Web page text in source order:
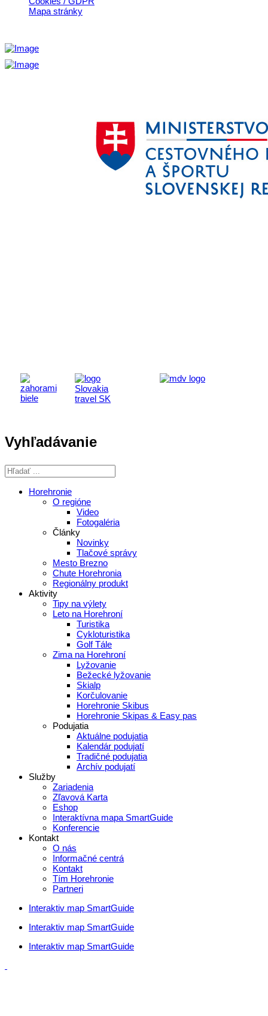
Mapa stránky
Vyhľadávanie
Horehronie
O regióne
Video
Fotogaléria
Články
Novinky
Tlačové správy
Mesto Brezno
Chute Horehronia
Regionálny produkt
Aktivity
Tipy na výlety
Leto na Horehroní
Turistika
Cykloturistika
Golf Tále
Zima na Horehroní
Lyžovanie
Bežecké lyžovanie
Skialp
Korčulovanie
Horehronie Skibus
Horehronie Skipas & Easy pas
Podujatia
Aktuálne podujatia
Kalendár podujatí
Tradičné podujatia
Archív podujatí
Služby
Zariadenia
Zľavová Karta
Eshop
Interaktívna mapa SmartGuide
Konferencie
Kontakt
O nás
Informačné centrá
Kontakt
Tím Horehronie
Partneri
Interaktiv map SmartGuide
Interaktiv map SmartGuide
Interaktiv map SmartGuide